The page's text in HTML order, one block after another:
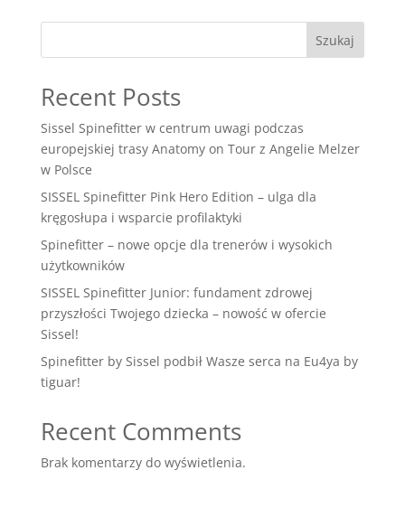
Szukaj
Recent Posts
Sissel Spinefitter w centrum uwagi podczas
europejskiej trasy Anatomy on Tour z Angelie Melzer
w Polsce
SISSEL Spinefitter Pink Hero Edition – ulga dla
kręgosłupa i wsparcie profilaktyki
Spinefitter – nowe opcje dla trenerów i wysokich
użytkowników
SISSEL Spinefitter Junior: fundament zdrowej
przyszłości Twojego dziecka – nowość w ofercie
Sissel!
Spinefitter by Sissel podbił Wasze serca na Eu4ya by
tiguar!
Recent Comments
Brak komentarzy do wyświetlenia.